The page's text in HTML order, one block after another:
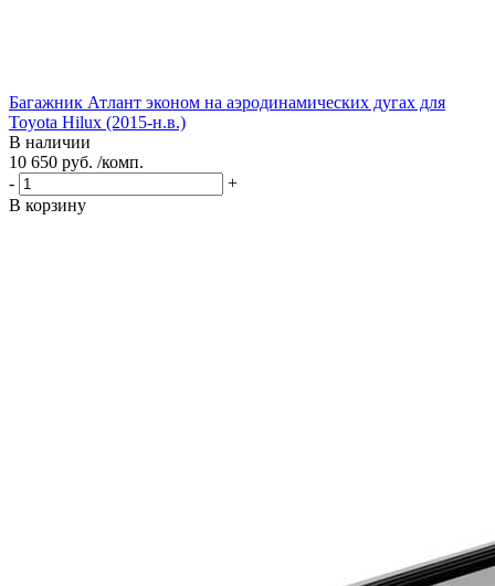
Багажник Атлант эконом на аэродинамических дугах для
Toyota Hilux (2015-н.в.)
В наличии
10 650 руб. /комп.
-
+
В корзину